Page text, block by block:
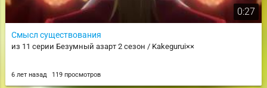
0:27
Смысл существования
из 11 серии Безумный азарт 2 сезон / Kakegurui××
6 лет назад 119 просмотров